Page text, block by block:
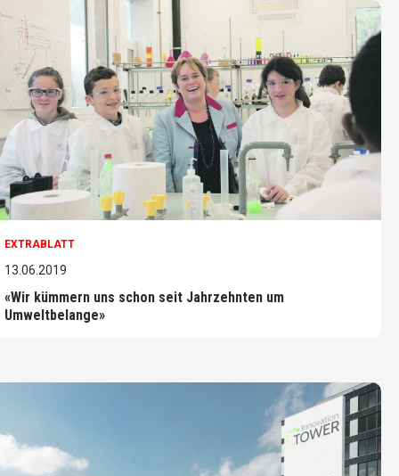
EXTRABLATT
13.06.2019
«Wir kümmern uns schon seit Jahrzehnten um
Umweltbelange»